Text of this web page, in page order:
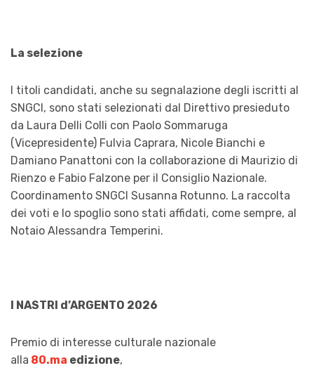
La selezione
I titoli candidati, anche su segnalazione degli iscritti al
SNGCI, sono stati selezionati dal Direttivo presieduto
da Laura Delli Colli con Paolo Sommaruga
(Vicepresidente) Fulvia Caprara, Nicole Bianchi e
Damiano Panattoni con la collaborazione di Maurizio di
Rienzo e Fabio Falzone per il Consiglio Nazionale.
Coordinamento SNGCI Susanna Rotunno. La raccolta
dei voti e lo spoglio sono stati affidati, come sempre, al
Notaio Alessandra Temperini.
I NASTRI d’ARGENTO 2026
Premio di interesse culturale nazionale
alla 80.ma edizione,